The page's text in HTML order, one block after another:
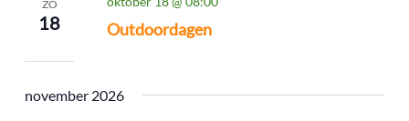
ZO
18 Outdoordagen
november 2026